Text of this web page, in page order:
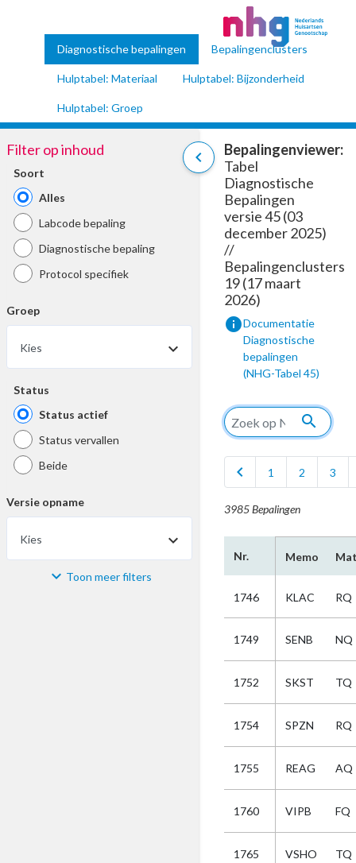
Diagnostische bepalingen Bepalingenclusters
Hulptabel: Materiaal Hulptabel: Bijzonderheid
Hulptabel: Groep
chevron_left
Filter op inhoud
Soort
Alles
Labcode bepaling
Diagnostische bepaling
Protocol specifiek
Groep
Kies
Status
Status actief
Status vervallen
Beide
Versie opname
Kies
Materiaal Toon meer filters
Bepalingenviewer:
Tabel
Diagnostische
Bepalingen
versie 45 (03
december 2025)
//
Bepalingenclusters
19 (17 maart
2026)
infoDocumentatie
Diagnostische
bepalingen
(NHG-Tabel 45)
search
chevron_left 1 2 3
3985 Bepalingen
Nr. Memo
1746 KLAC RQ
1749 SENB NQ
1752 SKST TQ
1754 SPZN RQ
1755 REAG AQ
1760 VIPB FQ
1765 VSHO TQ